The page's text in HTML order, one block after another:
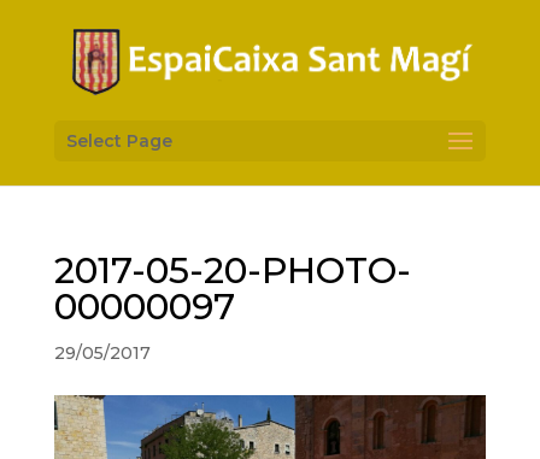
Select Page
2017-05-20-PHOTO-
00000097
29/05/2017